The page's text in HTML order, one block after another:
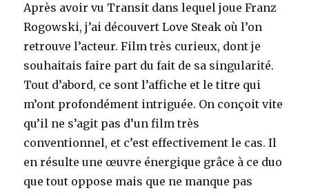
Après avoir vu Transit dans lequel joue Franz
Rogowski, j’ai découvert Love Steak où l’on
retrouve l’acteur. Film très curieux, dont je
souhaitais faire part du fait de sa singularité.
Tout d’abord, ce sont l’affiche et le titre qui
m’ont profondément intriguée. On conçoit vite
qu’il ne s’agit pas d’un film très
conventionnel, et c’est effectivement le cas. Il
en résulte une œuvre énergique grâce à ce duo
que tout oppose mais que ne manque pas